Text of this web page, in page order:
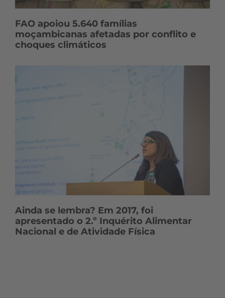
FAO apoiou 5.640 famílias
moçambicanas afetadas por conflito e
choques climáticos
Ainda se lembra? Em 2017, foi
apresentado o 2.º Inquérito Alimentar
Nacional e de Atividade Física